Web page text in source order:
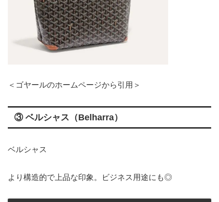
＜ゴヤールのホームページから引用＞
③ ベルシャス（Belharra）
ベルシャス
より構造的で上品な印象。ビジネス用途にも◎